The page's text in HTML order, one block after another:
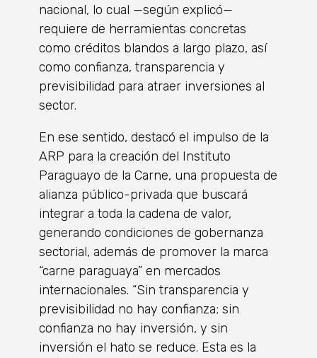
nacional, lo cual —según explicó—
requiere de herramientas concretas
como créditos blandos a largo plazo, así
como confianza, transparencia y
previsibilidad para atraer inversiones al
sector.
En ese sentido, destacó el impulso de la
ARP para la creación del Instituto
Paraguayo de la Carne, una propuesta de
alianza público-privada que buscará
integrar a toda la cadena de valor,
generando condiciones de gobernanza
sectorial, además de promover la marca
“carne paraguaya” en mercados
internacionales. “Sin transparencia y
previsibilidad no hay confianza; sin
confianza no hay inversión, y sin
inversión el hato se reduce. Esta es la